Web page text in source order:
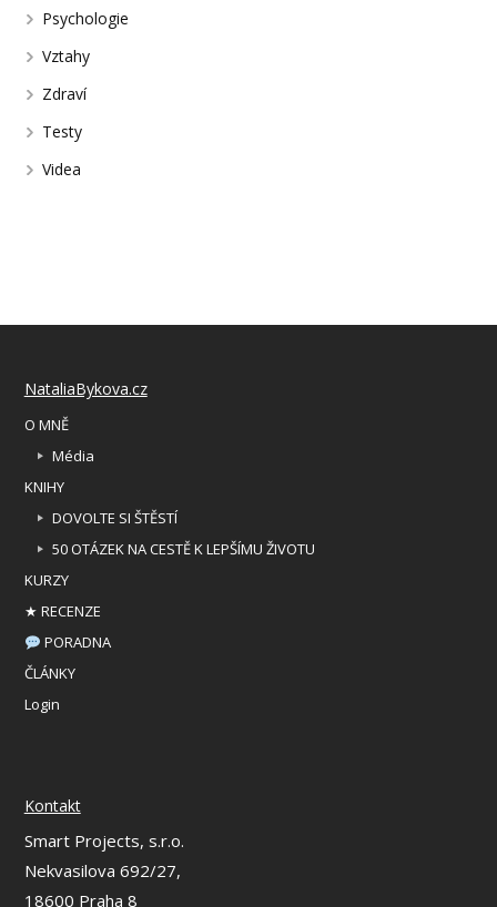
Psychologie
Vztahy
Zdraví
Testy
Videa
NataliaBykova.cz
O MNĚ
Média
KNIHY
DOVOLTE SI ŠTĚSTÍ
50 OTÁZEK NA CESTĚ K LEPŠÍMU ŽIVOTU
KURZY
★ RECENZE
PORADNA
ČLÁNKY
Login
Kontakt
Smart Projects, s.r.o.
Nekvasilova 692/27,
18600 Praha 8